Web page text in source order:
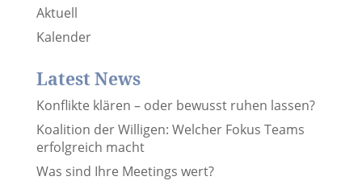
Aktuell
Kalender
Latest News
Konflikte klären – oder bewusst ruhen lassen?
Koalition der Willigen: Welcher Fokus Teams
erfolgreich macht
Was sind Ihre Meetings wert?